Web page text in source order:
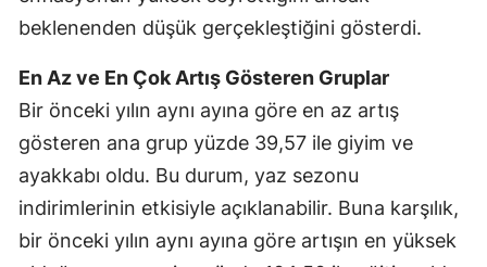
beklenenden düşük gerçekleştiğini gösterdi.
En Az ve En Çok Artış Gösteren Gruplar
Bir önceki yılın aynı ayına göre en az artış
gösteren ana grup yüzde 39,57 ile giyim ve
ayakkabı oldu. Bu durum, yaz sezonu
indirimlerinin etkisiyle açıklanabilir. Buna karşılık,
bir önceki yılın aynı ayına göre artışın en yüksek